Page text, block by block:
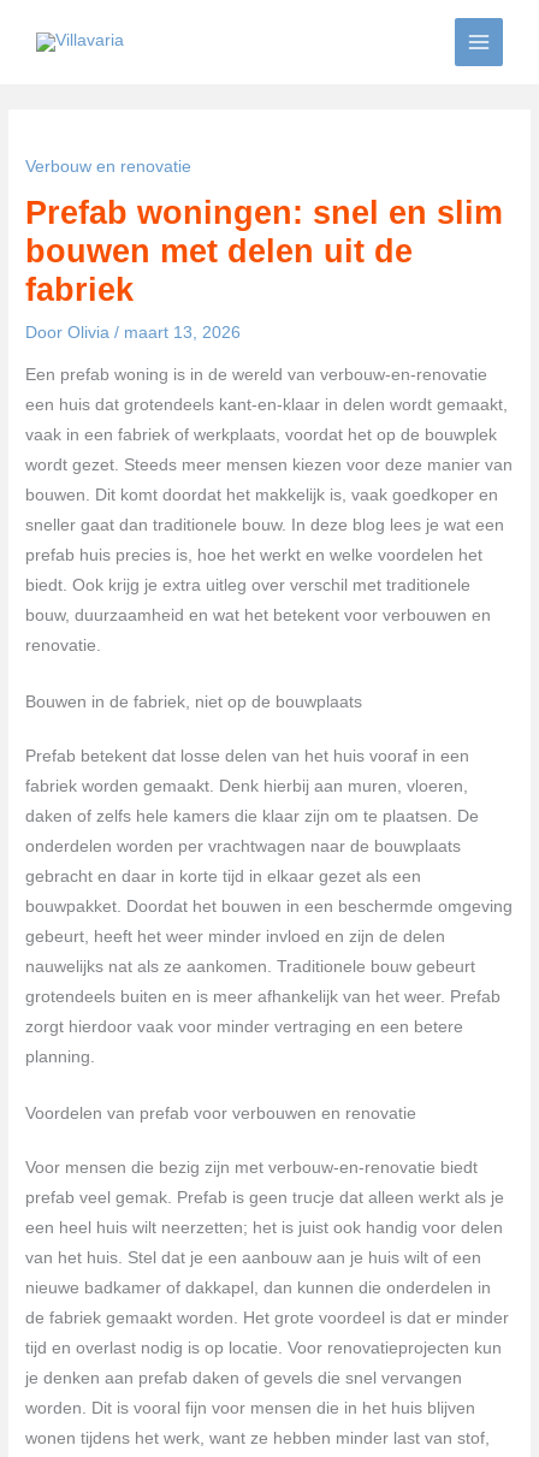
Verbouw en renovatie
Prefab woningen: snel en slim
bouwen met delen uit de
fabriek
DoorOlivia/ maart 13, 2026
Een prefab woning is in de wereld van verbouw-en-renovatie
een huis dat grotendeels kant-en-klaar in delen wordt gemaakt,
vaak in een fabriek of werkplaats, voordat het op de bouwplek
wordt gezet. Steeds meer mensen kiezen voor deze manier van
bouwen. Dit komt doordat het makkelijk is, vaak goedkoper en
sneller gaat dan traditionele bouw. In deze blog lees je wat een
prefab huis precies is, hoe het werkt en welke voordelen het
biedt. Ook krijg je extra uitleg over verschil met traditionele
bouw, duurzaamheid en wat het betekent voor verbouwen en
renovatie.
Bouwen in de fabriek, niet op de bouwplaats
Prefab betekent dat losse delen van het huis vooraf in een
fabriek worden gemaakt. Denk hierbij aan muren, vloeren,
daken of zelfs hele kamers die klaar zijn om te plaatsen. De
onderdelen worden per vrachtwagen naar de bouwplaats
gebracht en daar in korte tijd in elkaar gezet als een
bouwpakket. Doordat het bouwen in een beschermde omgeving
gebeurt, heeft het weer minder invloed en zijn de delen
nauwelijks nat als ze aankomen. Traditionele bouw gebeurt
grotendeels buiten en is meer afhankelijk van het weer. Prefab
zorgt hierdoor vaak voor minder vertraging en een betere
planning.
Voordelen van prefab voor verbouwen en renovatie
Voor mensen die bezig zijn met verbouw-en-renovatie biedt
prefab veel gemak. Prefab is geen trucje dat alleen werkt als je
een heel huis wilt neerzetten; het is juist ook handig voor delen
van het huis. Stel dat je een aanbouw aan je huis wilt of een
nieuwe badkamer of dakkapel, dan kunnen die onderdelen in
de fabriek gemaakt worden. Het grote voordeel is dat er minder
tijd en overlast nodig is op locatie. Voor renovatieprojecten kun
je denken aan prefab daken of gevels die snel vervangen
worden. Dit is vooral fijn voor mensen die in het huis blijven
wonen tijdens het werk, want ze hebben minder last van stof,